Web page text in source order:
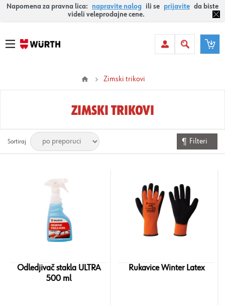
Napomena za pravna lica: napravite nalog ili se prijavite da biste
videli veleprodajne cene.
Zimski trikovi
ZIMSKI TRIKOVI
Sortiraj Filteri
Odledjivač stakla ULTRA
500 ml
Rukavice Winter Latex